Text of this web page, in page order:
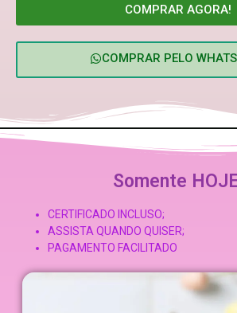
COMPRAR AGORA!
COMPRAR PELO
Somente
CERTIFICADO INCLUSO;
ASSISTA QUANDO QUISER;
PAGAMENTO FACILITADO